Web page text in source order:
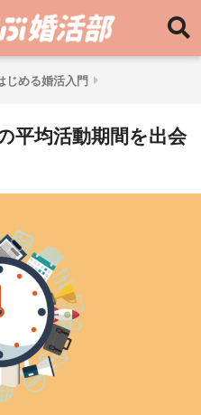
じめる婚活入門
平均活動期間を出会